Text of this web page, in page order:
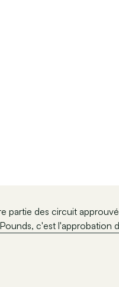
des circuit
c'est l'approbation